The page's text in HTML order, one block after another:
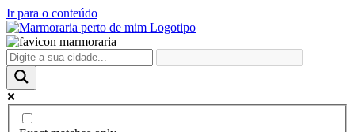
Ir para o conteúdo